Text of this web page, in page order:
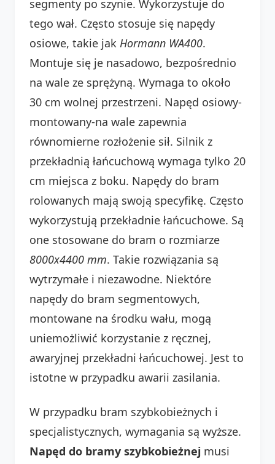
segmenty po szynie. Wykorzystuje do
tego wał. Często stosuje się napędy
osiowe, takie jak Hormann WA400.
Montuje się je nasadowo, bezpośrednio
na wale ze sprężyną. Wymaga to około
30 cm wolnej przestrzeni. Napęd osiowy-
montowany-na wale zapewnia
równomierne rozłożenie sił. Silnik z
przekładnią łańcuchową wymaga tylko 20
cm miejsca z boku. Napędy do bram
rolowanych mają swoją specyfikę. Często
wykorzystują przekładnie łańcuchowe. Są
one stosowane do bram o rozmiarze
8000x4400 mm. Takie rozwiązania są
wytrzymałe i niezawodne. Niektóre
napędy do bram segmentowych,
montowane na środku wału, mogą
uniemożliwić korzystanie z ręcznej,
awaryjnej przekładni łańcuchowej. Jest to
istotne w przypadku awarii zasilania.
W przypadku bram szybkobieżnych i
specjalistycznych, wymagania są wyższe.
Napęd do bramy szybkobieżnej musi